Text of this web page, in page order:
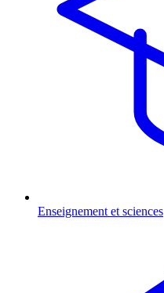
Enseignement et sciences